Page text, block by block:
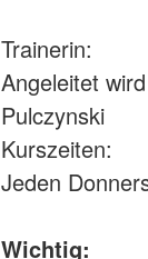
Trainerin:
Angeleitet
Pulczynski
Kurszeiten:
Jeden
Wichtig: